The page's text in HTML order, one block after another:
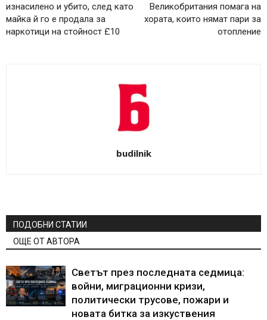
изнасилено и убито, след като
майка й го е продала за
наркотици на стойност £10
Великобритания помага на
хората, които нямат пари за
отопление
budilnik
ПОДОБНИ СТАТИИ
ОЩЕ ОТ АВТОРА
Светът през последната седмица:
войни, миграционни кризи,
политически трусове, пожари и
новата битка за изкуствения